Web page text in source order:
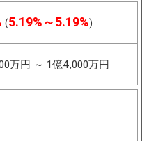
(5.19%～5.19%)
万円 ～ 1億4,000万円